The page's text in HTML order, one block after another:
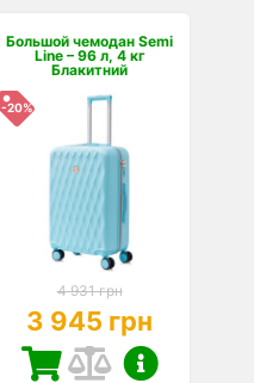
Большой чемодан Semi
Line – 96 л, 4 кг
Блакитний
-20%
4 931 грн
3 945 грн